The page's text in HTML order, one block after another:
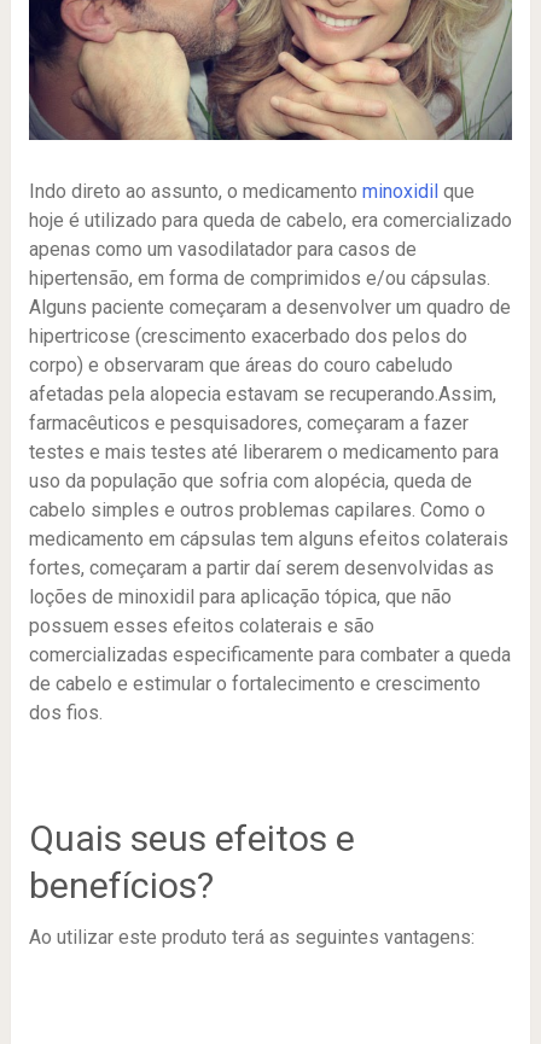
Indo direto ao assunto, o medicamento minoxidilque
hoje é utilizado para queda de cabelo, era comercializado
apenas como um vasodilatador para casos de
hipertensão, em forma de comprimidos e/ou cápsulas.
Alguns paciente começaram a desenvolver um quadro de
hipertricose (crescimento exacerbado dos pelos do
corpo) e observaram que áreas do couro cabeludo
afetadas pela alopecia estavam se recuperando.Assim,
farmacêuticos e pesquisadores, começaram a fazer
testes e mais testes até liberarem o medicamento para
uso da população que sofria com alopécia, queda de
cabelo simples e outros problemas capilares. Como o
medicamento em cápsulas tem alguns efeitos colaterais
fortes, começaram a partir daí serem desenvolvidas as
loções de minoxidil para aplicação tópica, que não
possuem esses efeitos colaterais e são
comercializadas especificamente para combater a queda
de cabelo e estimular o fortalecimento e crescimento
dos fios.
Quais seus efeitos e
benefícios?
Ao utilizar este produto terá as seguintes vantagens: